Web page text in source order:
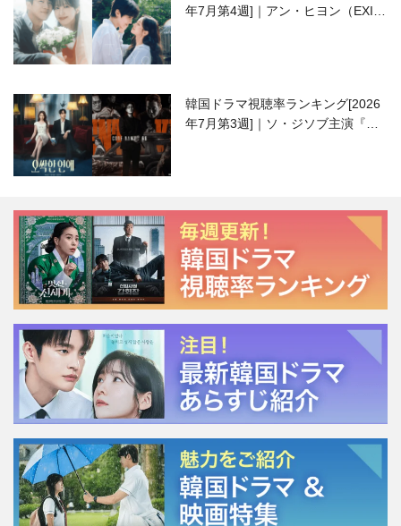
年7月第4週]｜アン・ヒヨン（EXID
韓国ドラマ視聴率ランキング[2026
年7月第3週]｜ソ・ジソブ主演『エ